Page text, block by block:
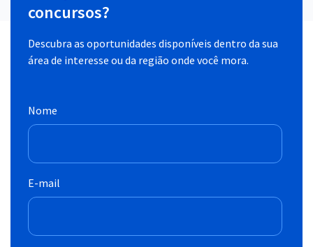
concursos?
Descubra as oportunidades disponíveis dentro da sua
área de interesse ou da região onde você mora.
Nome
E-mail